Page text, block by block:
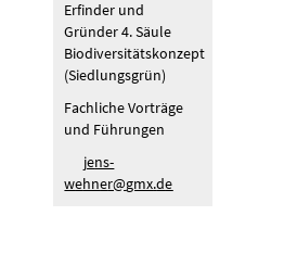
Erfinder und
Gründer 4. Säule
Biodiversitätskonzept
(Siedlungsgrün)
Fachliche Vorträge
und Führungen
j ns-
w hn r gmx d